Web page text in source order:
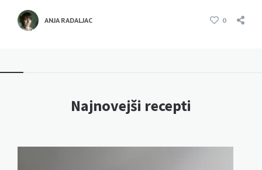
ANJA RADALJAC 0
Najnovejši recepti